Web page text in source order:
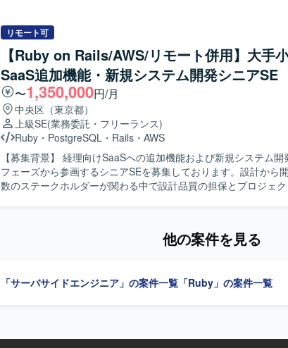
ーザー価値の向上に直接貢献できるポジションです。フルサイク
め、要件定義から実装・テストまで一貫した経験を積むことが
フォーマンス改善など技術的な意思決定にも主体的に関わるこ
多いチームを率いる経験を通じて、技術的リードやチームビルデ
だけます。 【開発環境】 バックエンドはRuby、Ruby on Railsを中心とし、フロントエンドに
はTypeScript、React.js、Jest、CodeceptJS、Playwright、
す。インフラはAWS（ALB、Fargate、Aurora、S3、Lambda、
WAFなど）上に構築されており、Dockerを使用したコンテナ環
ベースはMySQL、Redis、Elasticsearchを利用し、Nginxを用い
フローではGithub、GitHub ActionsやJenkins、Slackを活用し
BigQuery、Redashなどによるモニタリングやデータ分析の仕
ていただきます。GCP（Vertex AI等）やAIコーディングツール
の実装に携わり、3～5人程度のチームでアジャイルな機能開発
ト推進を行っていただきます。要件定義から基本設計、詳細設
守、プロダクト改良まで一貫して関わっていただきます。 【求める人物像】 システム全体の設
計や仕組みづくり、アーキテクチャの選定に主体的に挑戦したい
ロダクトを0→1で育てる過程に興味があり、スタートアップでの
ッチします。サステナビリティ分野（環境問題、食・農の課題
の方を歓迎いたします。 【ポジションの魅力】 環境負荷可視化という社会的意義の高い領域
で、自社SaaSプロダクトのAIツール開発にフルスタックで関わ
ップならではのスピード感の中で、クライアントの声を直接プ
むことができ、GCP（Vertex AI等）や最新のAIコーディングツ
携わることができます。 【開発環境】 フロントエンドはVue.js 3系およびNuxt.js 3系、バック
GCP（Vertex AIなど）を組み合わせ、CIにはCircleCIを利用して
GitHub, Github Projects, Notion, Teams, Slack, Google Meet、
リモート可
【Ruby on Rails/AWS/リモート併用】大手
SaaS追加機能・新規システム開発シニアSE
〜1,350,000円/月
中央区（東京都）
上級SE(業務委託・フリーランス)
Ruby ・ PostgreSQL ・ Rails ・ AWS
【募集背景】 経理向けSaaSへの追加機能および新規システム
フェーズから参画するシニアSEを募集しております。設計から
数のステークホルダーが関わる中で設計品質の担保とプロジェ
応じた技術検証・PoCを実施していただきます。プロダクトチ
っていただきます。 【求める人物像】 曖昧な課題を自ら整理し、たたき台を作って前に進めら
くキャッチアップし、設計に落とし込める方、品質課題やボト
他の案件を見る
「サーバサイドエンジニア」の案件一覧 「Ruby」の案件一覧